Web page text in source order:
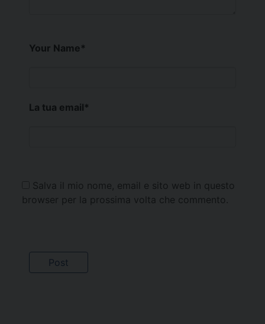
Your Name*
La tua email*
Salva il mio nome, email e sito web in questo
browser per la prossima volta che commento.